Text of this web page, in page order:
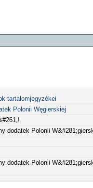
tartalomjegyzékei
Polonii Węgierskiej
dodatek Polonii
dodatek Polonii